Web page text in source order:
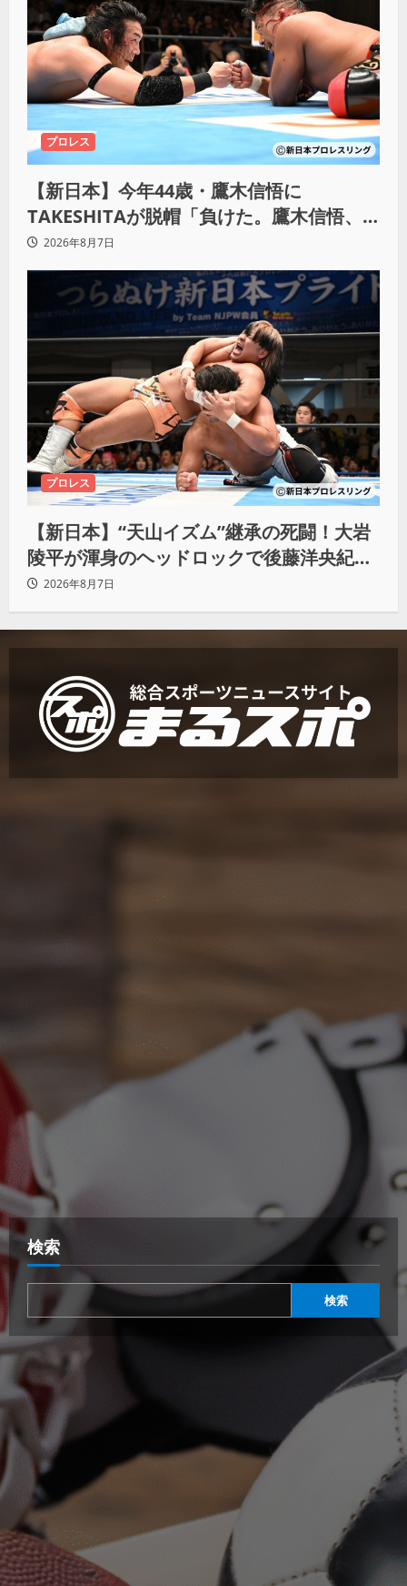
プロレス
【新日本】今年44歳・鷹木信悟に
TAKESHITAが脱帽「負けた。鷹木信悟、
強いわ！」
2026年8月7日
プロレス
【新日本】“天山イズム”継承の死闘！大岩
陵平が渾身のヘッドロックで後藤洋央紀か
らタップ奪取 執念の「リベンジ＆4勝目」
2026年8月7日
検索
検索